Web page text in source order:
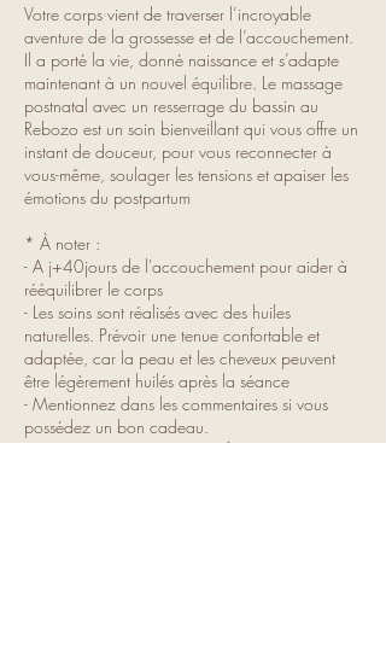
Votre corps vient de traverser l’incroyable
aventure de la grossesse et de l’accouchement.
Il a porté la vie, donné naissance et s’adapte
maintenant à un nouvel équilibre. Le massage
postnatal avec un resserrage du bassin au
Rebozo est un soin bienveillant qui vous offre un
instant de douceur, pour vous reconnecter à
vous-même, soulager les tensions et apaiser les
émotions du postpartum
* À noter :
- A j+40jours de l'accouchement pour aider à
rééquilibrer le corps
- Les soins sont réalisés avec des huiles
naturelles. Prévoir une tenue confortable et
adaptée, car la peau et les cheveux peuvent
être légèrement huilés après la séance
- Mentionnez dans les commentaires si vous
possédez un bon cadeau.
- Le paiement en espèces est favorisé.